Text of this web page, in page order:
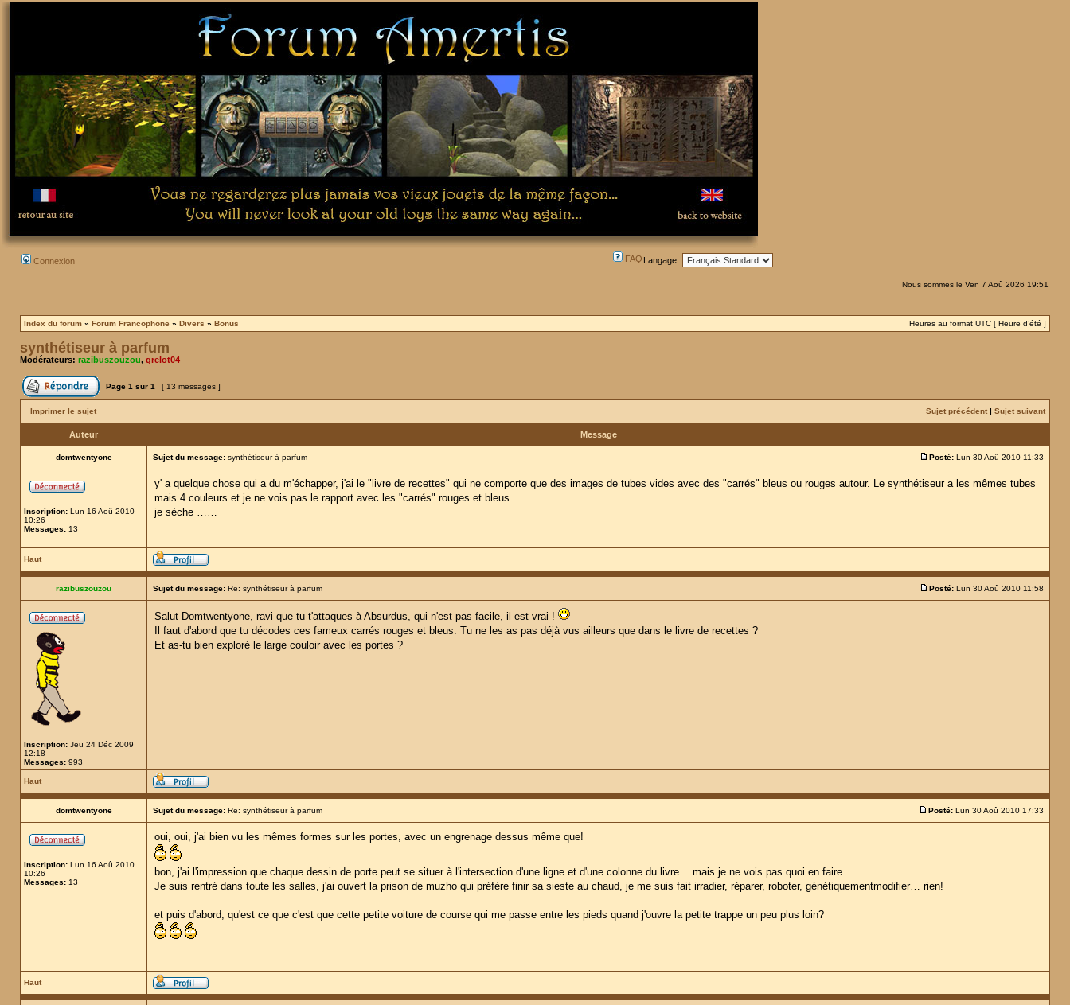
Connexion FAQ Langage:
Nous sommes le Ven 7 Aoû 2026 19:51
Index du forum » Forum Francophone » Divers » Bonus Heures au format UTC [ Heure d’été ]
synthétiseur à parfum
Modérateurs: razibuszouzou, grelot04
Page 1 sur 1 [ 13 messages ]
Imprimer le sujet Sujet précédent | Sujet suivant
Auteur Message
domtwentyone Sujet du message: synthétiseur à parfum Posté: Lun 30 Aoû 2010 11:33
Inscription: Lun 16 Aoû 2010
10:26
Messages: 13
y' a quelque chose qui a du m'échapper, j'ai le "livre de recettes" qui ne comporte que des images de tubes vides avec des "carrés" bleus ou rouges autour. Le synthétiseur a les mêmes tubes
mais 4 couleurs et je ne vois pas le rapport avec les "carrés" rouges et bleus
je sèche ……
Haut
razibuszouzou Sujet du message: Re: synthétiseur à parfum Posté: Lun 30 Aoû 2010 11:58
Inscription: Jeu 24 Déc 2009
12:18
Messages: 993
Salut Domtwentyone, ravi que tu t'attaques à Absurdus, qui n'est pas facile, il est vrai !
Il faut d'abord que tu décodes ces fameux carrés rouges et bleus. Tu ne les as pas déjà vus ailleurs que dans le livre de recettes ?
Et as-tu bien exploré le large couloir avec les portes ?
Haut
domtwentyone Sujet du message: Re: synthétiseur à parfum Posté: Lun 30 Aoû 2010 17:33
Inscription: Lun 16 Aoû 2010
10:26
Messages: 13
oui, oui, j'ai bien vu les mêmes formes sur les portes, avec un engrenage dessus même que!
bon, j'ai l'impression que chaque dessin de porte peut se situer à l'intersection d'une ligne et d'une colonne du livre… mais je ne vois pas quoi en faire…
Je suis rentré dans toute les salles, j'ai ouvert la prison de muzho qui préfère finir sa sieste au chaud, je me suis fait irradier, réparer, roboter, génétiquementmodifier… rien!
et puis d'abord, qu'est ce que c'est que cette petite voiture de course qui me passe entre les pieds quand j'ouvre la petite trappe un peu plus loin?
Haut